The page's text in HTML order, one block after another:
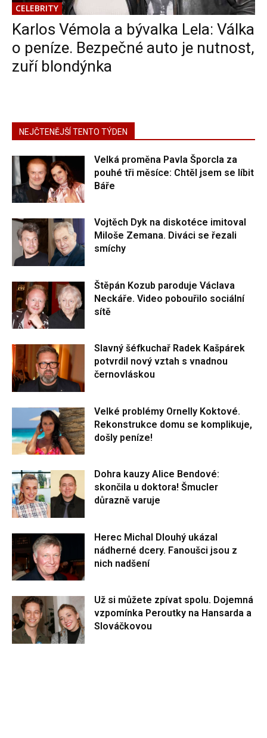
CELEBRITY
Karlos Vémola a bývalka Lela: Válka
o peníze. Bezpečné auto je nutnost,
zuří blondýnka
NEJČTENĚJŠÍ TENTO TÝDEN
Velká proměna Pavla Šporcla za
pouhé tři měsíce: Chtěl jsem se líbit
Báře
Vojtěch Dyk na diskotéce imitoval
Miloše Zemana. Diváci se řezali
smíchy
Štěpán Kozub paroduje Václava
Neckáře. Video pobouřilo sociální
sítě
Slavný šéfkuchař Radek Kašpárek
potvrdil nový vztah s vnadnou
černovláskou
Velké problémy Ornelly Koktové.
Rekonstrukce domu se komplikuje,
došly peníze!
Dohra kauzy Alice Bendové:
skončila u doktora! Šmucler
důrazně varuje
Herec Michal Dlouhý ukázal
nádherné dcery. Fanoušci jsou z
nich nadšení
Už si můžete zpívat spolu. Dojemná
vzpomínka Peroutky na Hansarda a
Slováčkovou